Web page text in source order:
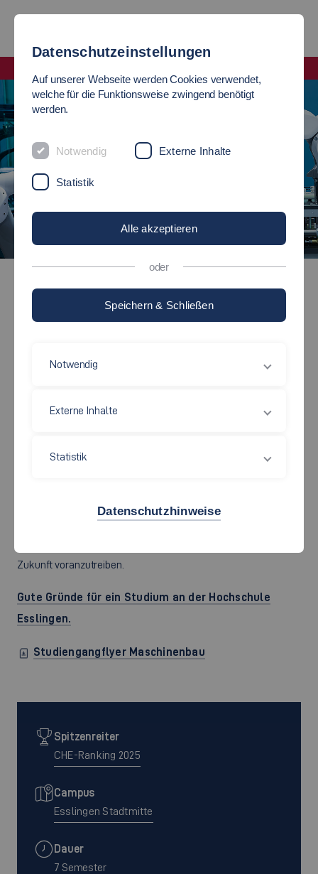
©
Bachelor of Engineering (B.Eng.)
Bereit, eine Schlüsseltechnologie voranzutreiben?
Produkte, Maschinen und Produktionsanlagen, die in
effiziente Leistungen liefern. Mit dem
Digitalisierung und Management innovative und nachhaltige
Zukunft voranzutreiben.
Gute Gründe für ein Studium an der Hochschule
Esslingen.
Studiengangflyer Maschinenbau
Spitzenreiter
CHE-Ranking 2025
Campus
Esslingen Stadtmitte
Dauer
7 Semester
Datenschutzeinstellungen
Auf unserer Webseite werden Cookies verwendet,
welche für die Funktionsweise zwingend benötigt
werden.
Notwendig Externe Inhalte
Statistik
Alle akzeptieren
oder
Speichern & Schließen
Notwendig
Externe Inhalte
Statistik
Datenschutzhinweise